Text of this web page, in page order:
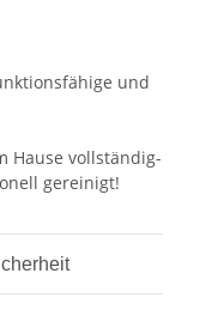
und
Hause vollständig-
gereinigt!